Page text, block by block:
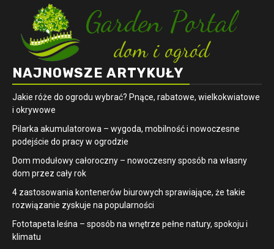
NAJNOWSZE ARTYKUŁY
Jakie róże do ogrodu wybrać? Pnące, rabatowe, wielkokwiatowe
i okrywowe
Pilarka akumulatorowa – wygoda, mobilność i nowoczesne
podejście do pracy w ogrodzie
Dom modułowy całoroczny – nowoczesny sposób na własny
dom przez cały rok
4 zastosowania kontenerów biurowych sprawiające, że takie
rozwiązanie zyskuje na popularności
​Fototapeta leśna – sposób na wnętrze pełne natury, spokoju i
klimatu